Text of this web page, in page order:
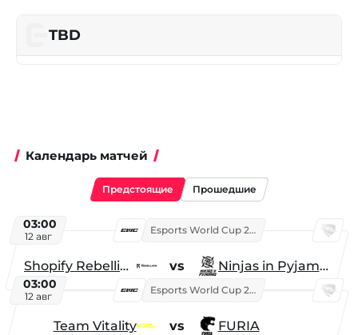
TBD
Календарь матчей
Предстоящие Прошедшие
03:00
12 авг
Esports World Cup 2026
Shopify Rebellion vs Ninjas in Pyjamas
03:00
12 авг
Esports World Cup 2026
Team Vitality vs FURIA